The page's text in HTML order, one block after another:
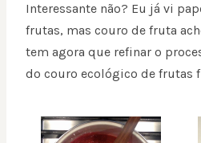
Interessante não? Eu já vi
frutas, mas couro de fruta
tem agora que refinar o
do couro ecológico de frutas